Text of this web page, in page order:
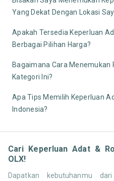
Yang Dekat Dengan Lokasi
Apakah Tersedia Keperluan
Berbagai Pilihan Harga?
Bagaimana Cara Menemukan
Kategori Ini?
Apa Tips Memilih Keperluan
Indonesia?
Cari Keperluan Adat &
OLX!
Dapatkan kebutuhanmu